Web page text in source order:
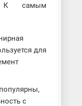
К самым
для
с